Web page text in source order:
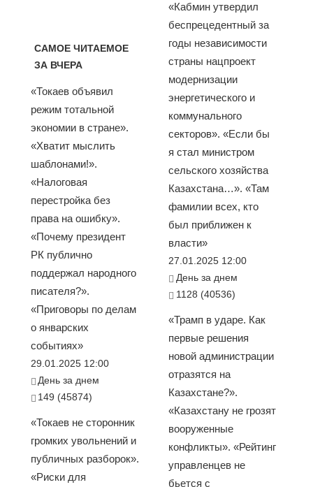
САМОЕ ЧИТАЕМОЕ
ЗА ВЧЕРА
«Токаев объявил
режим тотальной
экономии в стране».
«Хватит мыслить
шаблонами!».
«Налоговая
перестройка без
права на ошибку».
«Почему президент
РК публично
поддержал народного
писателя?».
«Приговоры по делам
о январских
событиях»
29.01.2025 12:00
День за днем
149 (45874)
«Токаев не сторонник
громких увольнений и
публичных разборок».
«Риски для
«Кабмин утвердил
беспрецедентный за
годы независимости
страны нацпроект
модернизации
энергетического и
коммунального
секторов». «Если бы
я стал министром
сельского хозяйства
Казахстана…». «Там
фамилии всех, кто
был приближен к
власти»
27.01.2025 12:00
День за днем
1128 (40536)
«Трамп в ударе. Как
первые решения
новой администрации
отразятся на
Казахстане?».
«Казахстану не грозят
вооруженные
конфликты». «Рейтинг
управленцев не
бьется с